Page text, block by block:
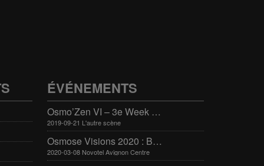
ÉVÉNEMENTS
Osmo’Zen VI – 3e Week end international du bien-être
2019-09-21 L'autre scène
Osmose Visions 2020 : Bien-être et arts divinatoires
2020-03-08 Novotel Avignon Centre